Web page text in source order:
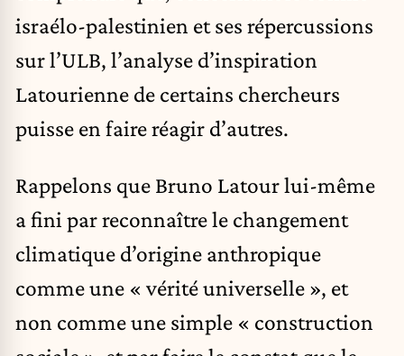
israélo-palestinien et ses répercussions
sur l’ULB, l’analyse d’inspiration
Latourienne de certains chercheurs
puisse en faire réagir d’autres.
Rappelons que Bruno Latourlui-même
a fini par reconnaître le changement
climatique d’origine anthropique
comme une « vérité universelle », et
non comme une simple « construction